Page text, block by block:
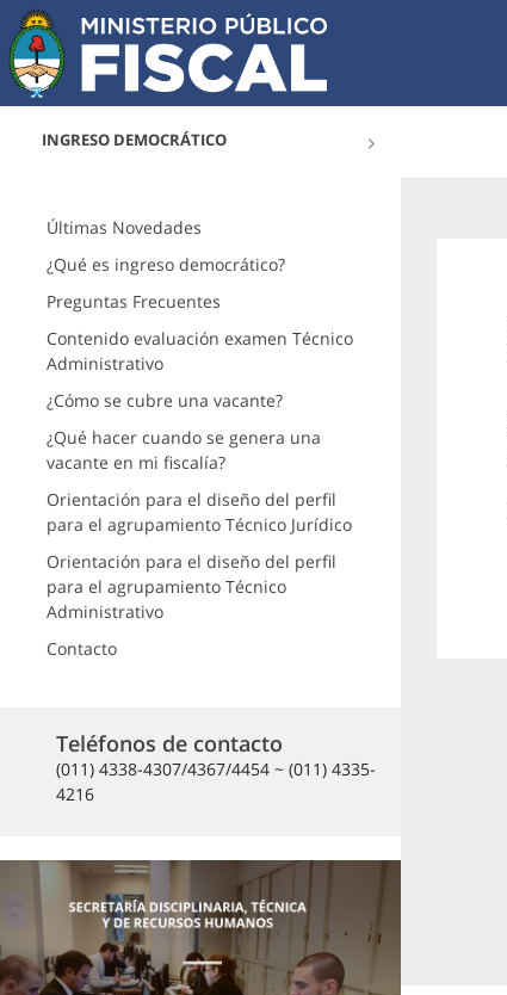
INGRESO DEMOCRÁTICO
Últimas Novedades
¿Qué es ingreso democrático?
Preguntas Frecuentes
Contenido evaluación examen Técnico
Administrativo
¿Cómo se cubre una vacante?
¿Qué hacer cuando se genera una
vacante en mi fiscalía?
Orientación para el diseño del perfil
para el agrupamiento Técnico Jurídico
Orientación para el diseño del perfil
para el agrupamiento Técnico
Administrativo
Contacto
Teléfonos de contacto
(011) 4338-4307/4367/4454 ~ (011) 4335-
4216